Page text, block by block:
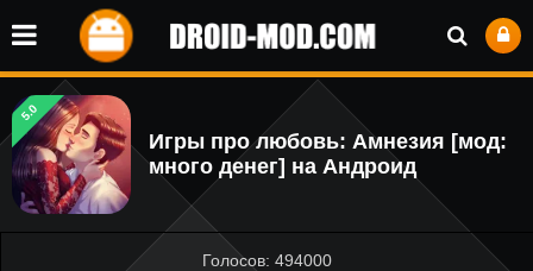
5.0
Игры про любовь: Амнезия [мод:
много денег] на Андроид
Голосов: 494000